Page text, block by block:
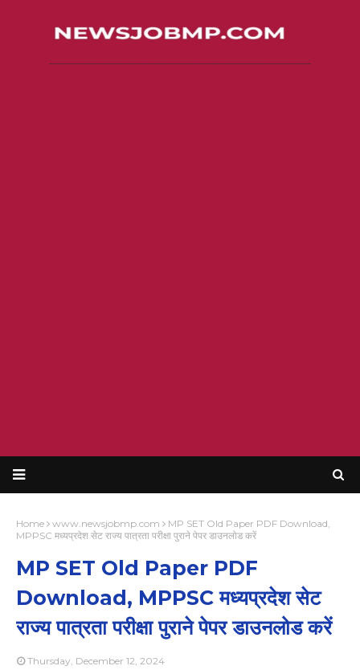
Home www.newsjobmp.com
MP SET Old Paper PDF Download,
MPPSC मध्यप्रदेश सेट राज्य पात्रता परीक्षा पुराने पेपर डाउनलोड करें
MP SET Old Paper PDF
Download, MPPSC मध्यप्रदेश सेट
राज्य पात्रता परीक्षा पुराने पेपर डाउनलोड करें
Thursday, December 12, 2024